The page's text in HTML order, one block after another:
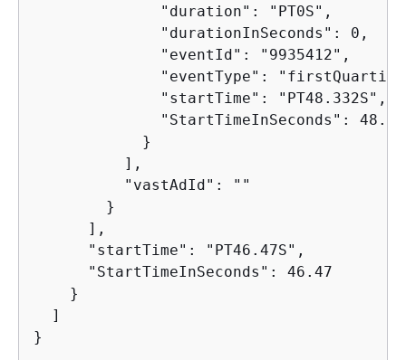
              "duration": "PT0S",
              "durationInSeconds": 0,
              "eventId": "9935412",
"eventType":
              "startTime": "PT48.332S",
"StartTimeInSeconds":
            }
          ],
          "vastAdId": ""
        }
      ],
      "startTime": "PT46.47S",
      "StartTimeInSeconds": 46.47
    }
  ]
}